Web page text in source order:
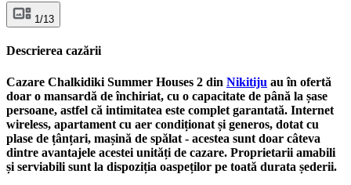
1/13
Descrierea cazării
Cazare Chalkidiki Summer Houses 2 din Nikitiju au în ofertă
doar o mansardă de închiriat, cu o capacitate de până la șase
persoane, astfel că intimitatea este complet garantată. Internet
wireless, apartament cu aer condiționat și generos, dotat cu
plase de țânțari, mașină de spălat - acestea sunt doar câteva
dintre avantajele acestei unități de cazare. Proprietarii amabili
și serviabili sunt la dispoziția oaspeților pe toată durata șederii.